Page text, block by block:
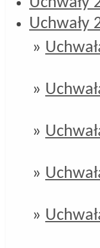
Uchwały
»
»
»
»
»